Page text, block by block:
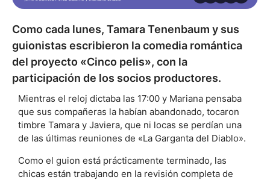
Como cada lunes, Tamara Tenenbaum y sus
guionistas escribieron la comedia romántica
del proyecto «Cinco pelis», con la
participación de los socios productores.
Mientras el reloj dictaba las 17:00 y Mariana pensaba
que sus compañeras la habían abandonado, tocaron
timbre Tamara y Javiera, que ni locas se perdían una
de las últimas reuniones de «La Garganta del Diablo».
Como el guion está prácticamente terminado, las
chicas están trabajando en la revisión completa de